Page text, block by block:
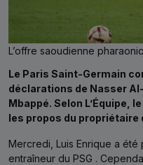
L’offre saoudienne
Le Paris Saint-Germain
déclarations de Nasser
Mbappé. Selon L’Équipe,
les propos du propriétaire
Mercredi, Luis Enrique a
entraîneur du PSG .